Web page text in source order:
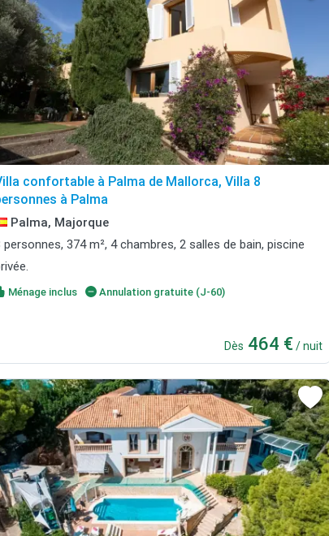
confortable à Palma de Mallorca, Villa 8
à Palma
Palma, Majorque
personnes, 374 m², 4 chambres, 2 salles de bain, piscine
Ménage inclus Annulation gratuite (J-60)
Dès 464 € / nuit